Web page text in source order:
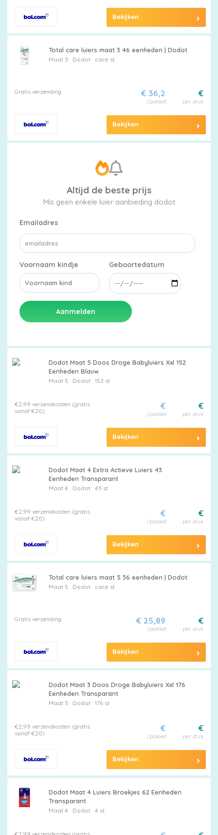
Merken
vergelijken
Bekijken
Total care luiers maat 3 46 eenheden | Dodot
Maat 3 Dodotcare st
Gratis verzending €
per stuk
€ 36,2
/pakket
Bekijken
Altijd de beste prijs
Mis geen enkele luier aanbieding dodot
Emailadres
Voornaam kindje Geboortedatum
Aanmelden
Dodot Maat 5 Doos Droge Babyluiers Xxl 152
Eenheden Blauw
Maat 5 Dodot152 st
€2,99 verzendkosten (gratis
vanaf €20)
€
per stuk
€
/pakket
Bekijken
Dodot Maat 4 Extra Actieve Luiers 43
Eenheden Transparant
Maat 4 Dodot43 st
€2,99 verzendkosten (gratis
vanaf €20)
€
per stuk
€
/pakket
Bekijken
Total care luiers maat 5 36 eenheden | Dodot
Maat 5 Dodotcare st
Gratis verzending €
per stuk
€ 25,89
/pakket
Bekijken
Dodot Maat 3 Doos Droge Babyluiers Xxl 176
Eenheden Transparant
Maat 3 Dodot176 st
€2,99 verzendkosten (gratis
vanaf €20)
€
per stuk
€
/pakket
Bekijken
Dodot Maat 4 Luiers Broekjes 62 Eenheden
Transparant
Maat 4 Dodot4 st